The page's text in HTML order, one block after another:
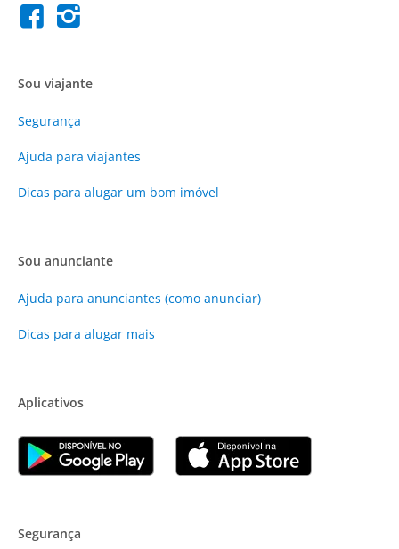
Sou viajante
Segurança
Ajuda para viajantes
Dicas para alugar um bom imóvel
Sou anunciante
Ajuda para anunciantes (como anunciar)
Dicas para alugar mais
Aplicativos
Segurança